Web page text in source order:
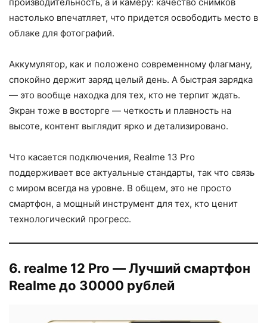
настолько впечатляет, что придется освободить место в
облаке для фотографий.
Аккумулятор, как и положено современному флагману,
спокойно держит заряд целый день. А быстрая зарядка
— это вообще находка для тех, кто не терпит ждать.
Экран тоже в восторге — четкость и плавность на
высоте, контент выглядит ярко и детализировано.
Что касается подключения, Realme 13 Pro
поддерживает все актуальные стандарты, так что связь
с миром всегда на уровне. В общем, это не просто
смартфон, а мощный инструмент для тех, кто ценит
технологический прогресс.
6. realme 12 Pro — Лучший смартфон
Realme до 30000 рублей